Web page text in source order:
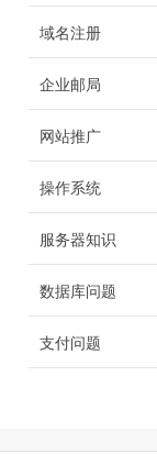
域名注册
企业邮局
网站推广
操作系统
服务器知识
数据库问题
支付问题